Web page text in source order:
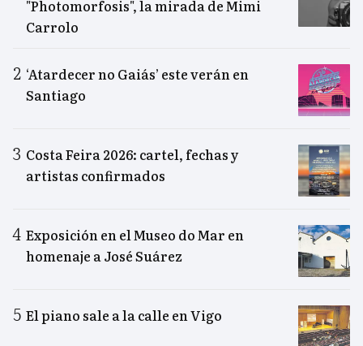
"Photomorfosis", la mirada de Mimi
Carrolo
‘Atardecer no Gaiás’ este verán en
Santiago
Costa Feira 2026: cartel, fechas y
artistas confirmados
Exposición en el Museo do Mar en
homenaje a José Suárez
El piano sale a la calle en Vigo